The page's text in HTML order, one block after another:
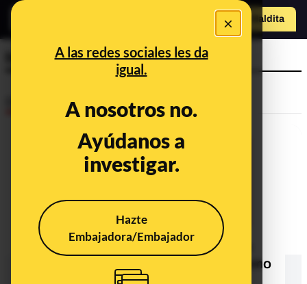
×
A las redes sociales les da
igual.
A nosotros no.
Ayúdanos a
investigar.
Hazte
Embajadora/Embajador
Hazte Maldita
hitler portada time
No, la revista Time no ha publicado
una portada de Hitler con Trump como